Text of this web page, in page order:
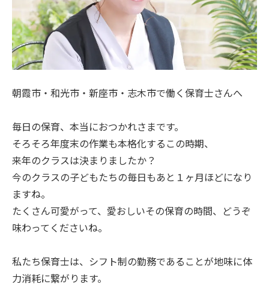
朝霞市・和光市・新座市・志木市で働く保育士さんへ
毎日の保育、本当におつかれさまです。
そろそろ年度末の作業も本格化するこの時期、
来年のクラスは決まりましたか？
今のクラスの子どもたちの毎日もあと１ヶ月ほどになり
ますね。
たくさん可愛がって、愛おしいその保育の時間、どうぞ
味わってくださいね。
私たち保育士は、シフト制の勤務であることが地味に体
力消耗に繋がります。